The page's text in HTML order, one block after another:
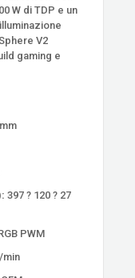
W di TDP e un
V2
gaming e
397 ? 120 ? 27
PWM
min